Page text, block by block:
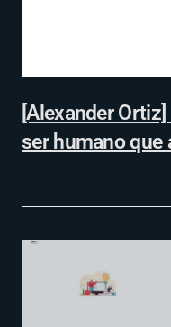
[Alexander
ser humano que